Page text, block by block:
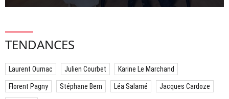
TENDANCES
Laurent Ournac Julien Courbet Karine Le Marchand
Florent Pagny Stéphane Bern Léa Salamé Jacques Cardoze